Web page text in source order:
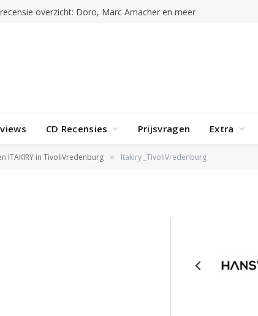
overzicht: Doro, Marc Amacher en meer
CD Recensies Prijsvragen Extra
ITAKIRY in TivoliVredenburg » Itakiry _TivoliVredenburg